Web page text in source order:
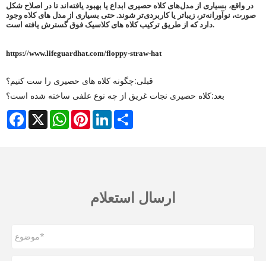
در واقع، بسیاری از مدل‌های کلاه حصیری ابداع یا بهبود یافته‌اند تا در اصلاح شکل
صورت، نوآورانه‌تر، زیباتر یا کاربردی‌تر شوند. حتی بسیاری از مدل های کلاه وجود
دارد که از طریق ترکیب کلاه های کلاسیک فوق گسترش یافته است.
https://www.lifeguardhat.com/floppy-straw-hat
قبلی:چگونه کلاه های حصیری را ست کنیم؟
بعد:کلاه حصیری نجات غریق از چه نوع علفی ساخته شده است؟
Facebook
X WhatsAppPinterestLinkedIn
ارسال استعلام